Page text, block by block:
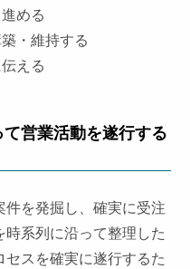
める
・維持する
える
営業活動を遂行する
件を発掘し、確実に受注
系列に沿って整理した
スを確実に遂行するた